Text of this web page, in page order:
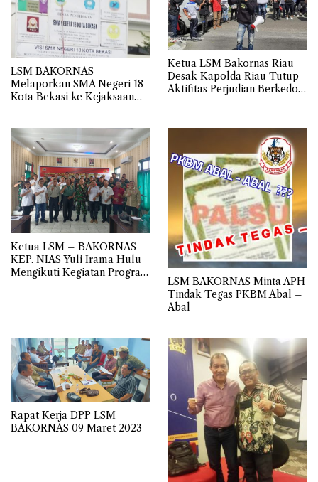
LSM BAKORNAS
Melaporkan SMA Negeri 18
Kota Bekasi ke Kejaksaan
Ketua LSM Bakornas Riau
Desak Kapolda Riau Tutup
Aktifitas Perjudian Berkedok
Ketua LSM – BAKORNAS
KEP. NIAS Yuli Irama Hulu
Mengikuti Kegiatan Program
LSM BAKORNAS Minta APH
Tindak Tegas PKBM Abal –
Abal
Rapat Kerja DPP LSM
BAKORNAS 09 Maret 2023